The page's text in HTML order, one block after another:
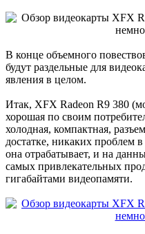
В конце объемного
будут раздельные для
явления в целом.
Итак, XFX Radeon R9 380
хорошая по своим
холодная, компактная,
достатке, никаких проблем
она отрабатывает, и на
самых привлекательных
гигабайтами видеопамяти.